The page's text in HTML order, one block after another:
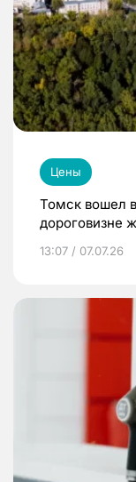
Цены
Томск вошел
дороговизне
13:07 / 07.07.26